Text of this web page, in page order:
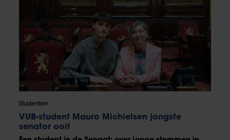
Studenten
VUB-student Mauro Michielsen jongste
senator ooit